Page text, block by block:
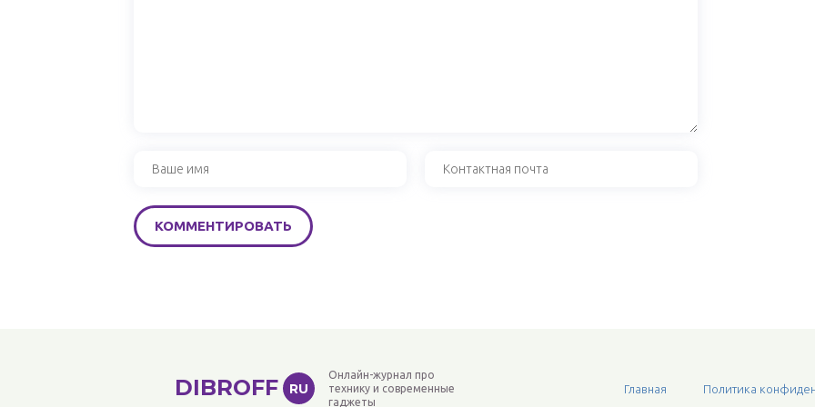
DIBROFF RU
Онлайн-журнал про
технику и современные
гаджеты
Главная Политика